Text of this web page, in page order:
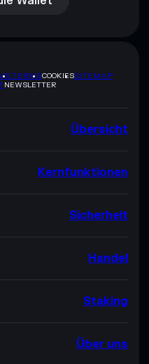
TERMSCOOKIESSITEMAP
NEWSLETTER
Übersicht
Kernfunktionen
Sicherheit
Handel
Staking
Über uns